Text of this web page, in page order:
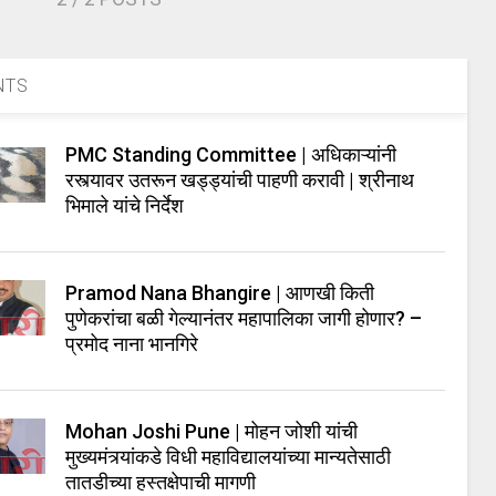
PMC Standing Committee | अधिकाऱ्यांनी
रस्त्यावर उतरून खड्ड्यांची पाहणी करावी | श्रीनाथ
भिमाले यांचे निर्देश
Pramod Nana Bhangire | आणखी किती
पुणेकरांचा बळी गेल्यानंतर महापालिका जागी होणार? –
प्रमोद नाना भानगिरे
Mohan Joshi Pune | मोहन जोशी यांची
मुख्यमंत्र्यांकडे विधी महाविद्यालयांच्या मान्यतेसाठी
तातडीच्या हस्तक्षेपाची मागणी